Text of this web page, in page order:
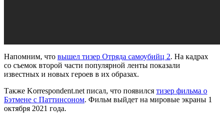
Напомним, что вышел тизер Отряда самоубийц 2. На кадрах
со съемок второй части популярной ленты показали
известных и новых героев в их образах.
Также Korrespondent.net писал, что появился тизер фильма о
Бэтмене с Паттинсоном. Фильм выйдет на мировые экраны 1
октября 2021 года.